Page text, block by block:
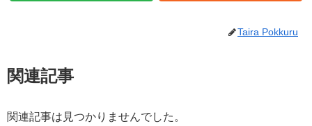
Taira Pokkuru
関連記事
関連記事は見つかりませんでした。